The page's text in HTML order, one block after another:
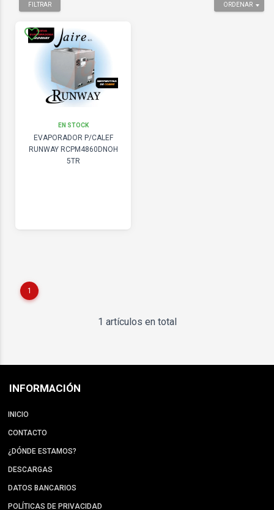
ORDENAR
FILTRAR
EN STOCK
EVAPORADOR P/CALEF
RUNWAY RCPM4860DNOH
5TR
1
1 artículos en total
INFORMACIÓN
INICIO
CONTACTO
¿DÓNDE ESTAMOS?
DESCARGAS
DATOS BANCARIOS
POLÍTICAS DE PRIVACIDAD